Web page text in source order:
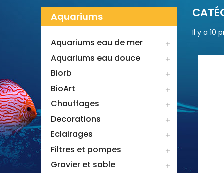
Aquariums
Aquariums eau de mer 
Aquariums eau douce 
Biorb 
BioArt 
Chauffages 
Decorations 
Eclairages 
Filtres et pompes 
Gravier et sable 
Il y a 10